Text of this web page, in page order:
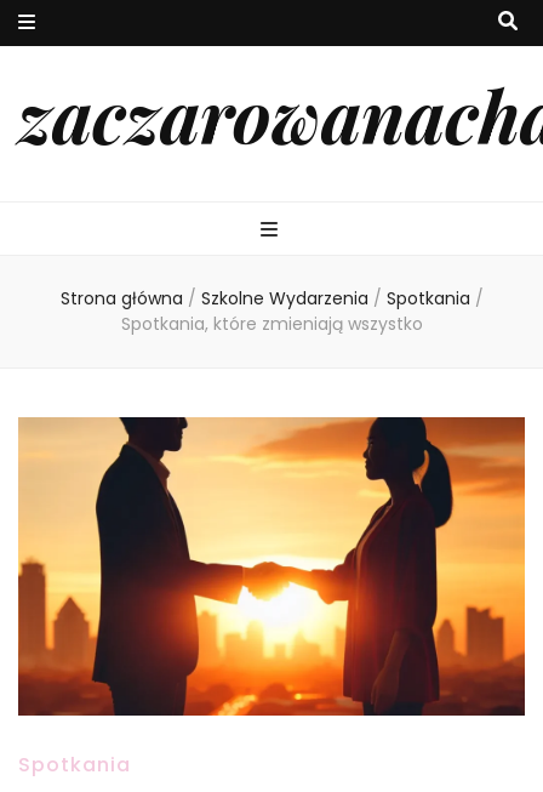
Strona główna / Szkolne Wydarzenia / Spotkania /
Spotkania, które zmieniają wszystko
Spotkania